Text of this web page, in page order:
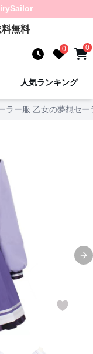
料無料
0 0
人気ランキング
ラー服 乙女の夢想セー